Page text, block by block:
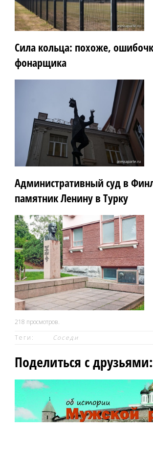
Сила кольца: похоже,
фонарщика
Административный суд в
памятник Ленину в Турку
218 просмотров.
Теги:
Соседи
Поделиться с друзьями: